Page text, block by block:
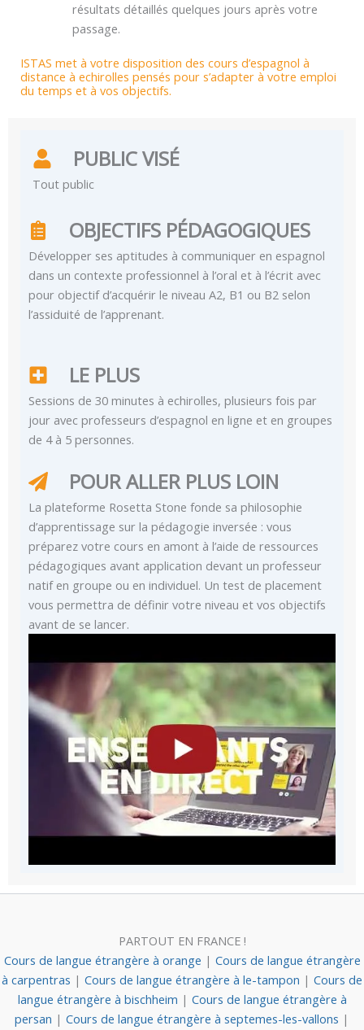
résultats détaillés quelques jours après votre
passage.
ISTAS met à votre disposition des cours d’espagnol à
distance à echirolles pensés pour s’adapter à votre emploi
du temps et à vos objectifs.
PUBLIC VISÉ
Tout public
OBJECTIFS PÉDAGOGIQUES
Développer ses aptitudes à communiquer en espagnol
dans un contexte professionnel à l’oral et à l’écrit avec
pour objectif d’acquérir le niveau A2, B1 ou B2 selon
l’assiduité de l’apprenant.
LE PLUS
Sessions de 30 minutes à echirolles, plusieurs fois par
jour avec professeurs d’espagnol en ligne et en groupes
de 4 à 5 personnes.
POUR ALLER PLUS LOIN
La plateforme Rosetta Stone fonde sa philosophie
d’apprentissage sur la pédagogie inversée : vous
préparez votre cours en amont à l’aide de ressources
pédagogiques avant application devant un professeur
natif en groupe ou en individuel. Un test de placement
vous permettra de définir votre niveau et vos objectifs
avant de se lancer.
PARTOUT EN FRANCE !
Cours de langue étrangère à orange | Cours de langue étrangère
à carpentras | Cours de langue étrangère à le-tampon | Cours de
langue étrangère à bischheim | Cours de langue étrangère à
persan | Cours de langue étrangère à septemes-les-vallons |